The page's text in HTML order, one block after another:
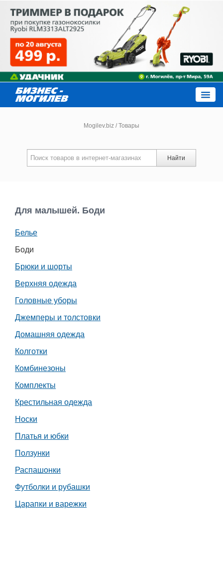
Новости компаний
Каталог
Работа
Объявления
Погода
Еще
Mogilev.biz /Товары
Найти
Для малышей. Боди
Белье
Боди
Брюки и шорты
Верхняя одежда
Головные уборы
Джемперы и толстовки
Домашняя одежда
Колготки
Комбинезоны
Комплекты
Крестильная одежда
Носки
Платья и юбки
Ползунки
Распашонки
Футболки и рубашки
Царапки и варежки